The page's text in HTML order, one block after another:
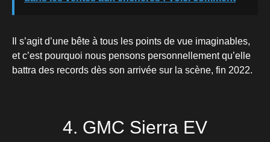
Il s’agit d’une bête à tous les points de vue imaginables,
et c’est pourquoi nous pensons personnellement qu’elle
battra des records dès son arrivée sur la scène, fin 2022.
4. GMC Sierra EV